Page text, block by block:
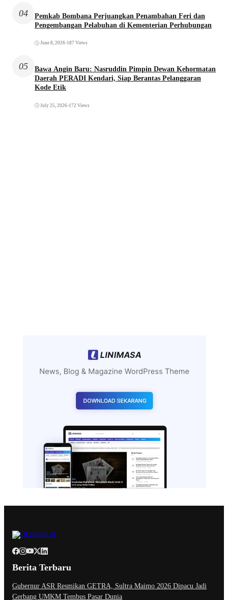
04
Pemkab Bombana Perjuangkan Penambahan Feri dan
Pengembangan Pelabuhan di Kementerian Perhubungan
June 8, 2026•187 Views
05
Bawa Angin Baru: Nasruddin Pimpin Dewan Kehormatan
Daerah PERADI Kendari, Siap Berantas Pelanggaran
Kode Etik
July 25, 2026•172 Views
Berita Terbaru
Gubernur ASR Resmikan GETRA, Sultra Maimo 2026 Dipacu Jadi
Gerbang UMKM Tembus Pasar Dunia